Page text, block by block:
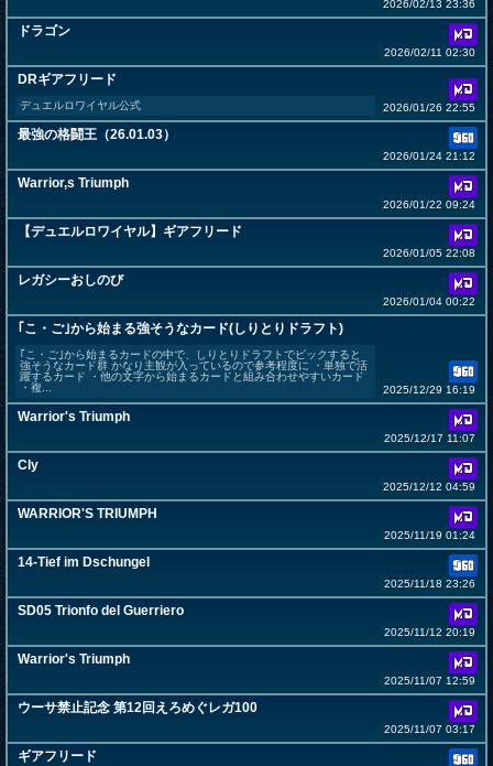
2026/02/13 23:36
ドラゴン
2026/02/11 02:30
DRギアフリード
デュエルロワイヤル公式 2026/01/26 22:55
最強の格闘王（26.01.03）
2026/01/24 21:12
Warrior,s Triumph
2026/01/22 09:24
【デュエルロワイヤル】ギアフリード
2026/01/05 22:08
レガシーおしのび
2026/01/04 00:22
｢こ・ご｣から始まる強そうなカード(しりとりドラフト)
｢こ・ご｣から始まるカードの中で、しりとりドラフトでピックすると
強そうなカード群 かなり主観が入っているので参考程度に ・単独で活
躍するカード ・他の文字から始まるカードと組み合わせやすいカード
・複...
2025/12/29 16:19
Warrior's Triumph
2025/12/17 11:07
Cly
2025/12/12 04:59
WARRIOR'S TRIUMPH
2025/11/19 01:24
14-Tief im Dschungel
2025/11/18 23:26
SD05 Trionfo del Guerriero
2025/11/12 20:19
Warrior's Triumph
2025/11/07 12:59
ウーサ禁止記念 第12回えろめぐレガ100
2025/11/07 03:17
ギアフリード